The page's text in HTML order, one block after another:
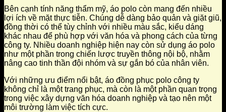
Bên cạnh tính năng thẩm mỹ, áo polo còn mang đến nhiều
lợi ích về mặt thực tiễn. Chúng dễ dàng bảo quản và giặt giũ,
đồng thời có thể tùy chỉnh với nhiều màu sắc, kiểu dáng
khác nhau để phù hợp với văn hóa và phong cách của từng
công ty. Nhiều doanh nghiệp hiện nay còn sử dụng áo polo
như một phần trong chiến lược truyền thông nội bộ, nhằm
nâng cao tinh thần đội nhóm và sự gắn bó của nhân viên.
Với những ưu điểm nổi bật, áo đồng phục polo công ty
không chỉ là một trang phục, mà còn là một phần quan trọng
trong việc xây dựng văn hóa doanh nghiệp và tạo nên một
môi trường làm việc tích cực.